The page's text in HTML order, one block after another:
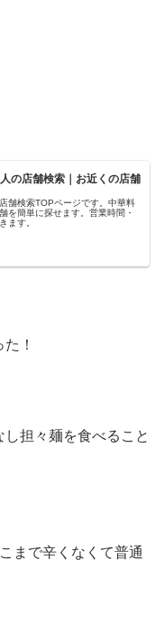
の店舗検索｜お近くの店舗
舗検索TOPページです。中華料
を簡単に探せます。営業時間・
ます。
！
担々麺を食べること
まで辛くなくて普通